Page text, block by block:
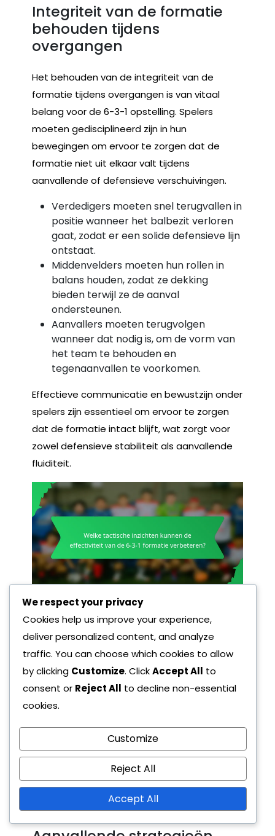
Integriteit van de formatie
behouden tijdens
overgangen
Het behouden van de integriteit van de
formatie tijdens overgangen is van vitaal
belang voor de 6-3-1 opstelling. Spelers
moeten gedisciplineerd zijn in hun
bewegingen om ervoor te zorgen dat de
formatie niet uit elkaar valt tijdens
aanvallende of defensieve verschuivingen.
Verdedigers moeten snel terugvallen in
positie wanneer het balbezit verloren
gaat, zodat er een solide defensieve lijn
ontstaat.
Middenvelders moeten hun rollen in
balans houden, zodat ze dekking
bieden terwijl ze de aanval
ondersteunen.
Aanvallers moeten terugvolgen
wanneer dat nodig is, om de vorm van
het team te behouden en
tegenaanvallen te voorkomen.
Effectieve communicatie en bewustzijn onder
spelers zijn essentieel om ervoor te zorgen
dat de formatie intact blijft, wat zorgt voor
zowel defensieve stabiliteit als aanvallende
fluiditeit.
Welke tactische inzichten
kunnen de effectiviteit van
de 6-3-1 formatie
verbeteren?
De 6-3-1 formatie legt de nadruk op sterke
overgangen naar de aanval mogelijk maakt.
Het begrijpen van ruimtelijk bewustzijn,
bewegingspatronen en spelersrollen is
cruciaal om het potentieel van deze formatie
op het veld te maximaliseren.
We respect your privacy
Cookies help us improve your experience,
deliver personalized content, and analyze
traffic. You can choose which cookies to allow
by clicking Customize. ClickAccept All to
consent or Reject All to decline non-essential
cookies.
Customize
Reject All
Accept All